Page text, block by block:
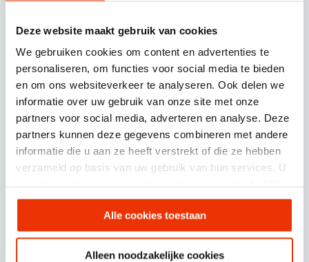
Deze website maakt gebruik van cookies
We gebruiken cookies om content en advertenties te
personaliseren, om functies voor social media te bieden
en om ons websiteverkeer te analyseren. Ook delen we
informatie over uw gebruik van onze site met onze
partners voor social media, adverteren en analyse. Deze
partners kunnen deze gegevens combineren met andere
informatie die u aan ze heeft verstrekt of die ze hebben
verzameld op basis van uw gebruik van hun services. U
gebruiken.
Alle cookies toestaan
Alleen noodzakelijke cookies
Nils van Breen Robbin van Tankeren
Joost van Bergen
Alex Gulen
Hoofd ontwikkeling &